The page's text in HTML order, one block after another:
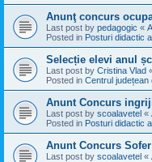
Anunţ concurs
Last post by pedagogic «
Posted in Posturi didactic
Selecție elevi anul
Last post by Cristina Vlad
Posted in Centrul județean
Anunt Concurs
Last post by scoalavetel «
Posted in Posturi didactic
Anunt Concurs Sofer
Last post by scoalavetel «